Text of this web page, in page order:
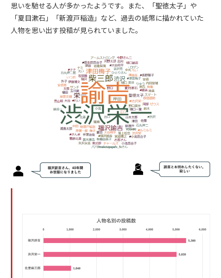
思いを馳せる人が多かったようです。また、「聖徳太子」や
「夏目漱石」「新渡戸稲造」など、過去の紙幣に描かれていた
人物を思い出す投稿が見られていました。